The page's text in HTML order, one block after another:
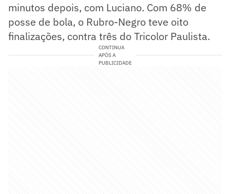
minutos depois, com Luciano. Com 68% de
posse de bola, o Rubro-Negro teve oito
finalizações, contra três do Tricolor Paulista.
CONTINUA
APÓS A
PUBLICIDADE